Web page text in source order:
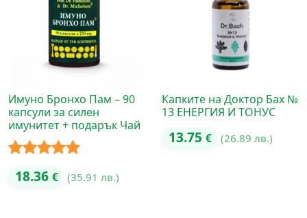
Имуно Бронхо Пам – 90
капсули за силен
имунитет + подарък Чай
Оценено с
18.36 € (35.91 лв.)
Капките на Доктор Бах №
13 ЕНЕРГИЯ И ТОНУС
13.75 € (26.89 лв.)